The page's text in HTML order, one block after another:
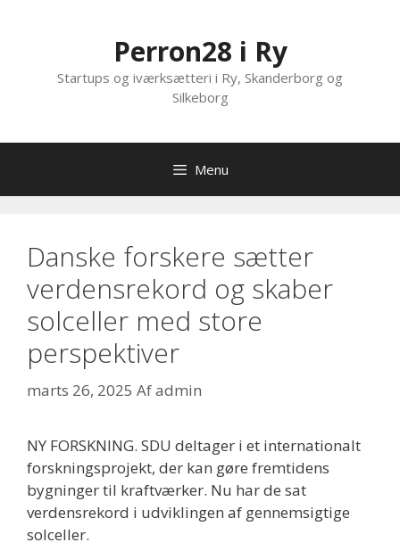
Perron28 i Ry
Startups og iværksætteri i Ry, Skanderborg og
Silkeborg
Menu
Danske forskere sætter
verdensrekord og skaber
solceller med store
perspektiver
marts 26, 2025 Afadmin
NY FORSKNING. SDU deltager i et internationalt
forskningsprojekt, der kan gøre fremtidens
bygninger til kraftværker. Nu har de sat
verdensrekord i udviklingen af gennemsigtige
solceller.